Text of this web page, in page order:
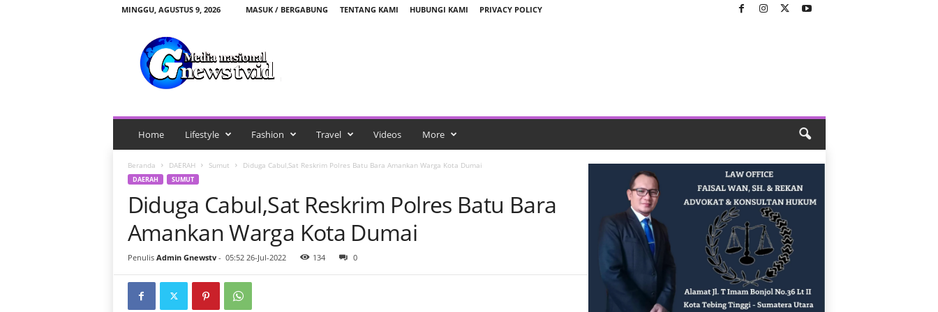
MINGGU, AGUSTUS 9, 2026 MASUK / BERGABUNG TENTANG KAMI HUBUNGI KAMI PRIVACY POLICY
v
i
Home Lifestyle Fashion Travel Videos More
Beranda DAERAH Sumut Diduga Cabul,Sat Reskrim Polres Batu Bara Amankan Warga Kota Dumai
DAERAH SUMUT
Diduga Cabul,Sat Reskrim Polres Batu Bara
Amankan Warga Kota Dumai
Penulis Admin Gnewstv- 05:52 26-Jul-2022 134 0